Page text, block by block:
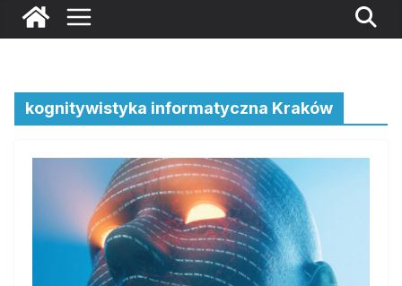
kognitywistyka informatyczna Kraków